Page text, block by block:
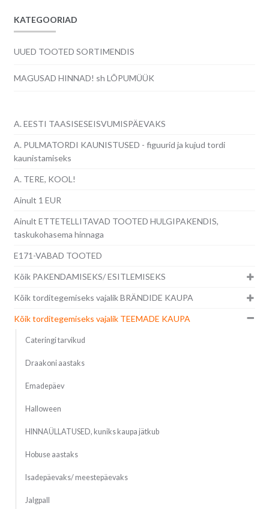
KATEGOORIAD
UUED TOOTED SORTIMENDIS
MAGUSAD HINNAD! sh LÕPUMÜÜK
A. EESTI TAASISESEISVUMISPÄEVAKS
A. PULMATORDI KAUNISTUSED - figuurid ja kujud tordi
kaunistamiseks
A. TERE, KOOL!
Ainult 1 EUR
Ainult ETTETELLITAVAD TOOTED HULGIPAKENDIS,
taskukohasema hinnaga
E171-VABAD TOOTED
Kõik PAKENDAMISEKS/ ESITLEMISEKS
Kõik torditegemiseks vajalik BRÄNDIDE KAUPA
Kõik torditegemiseks vajalik TEEMADE KAUPA
Cateringi tarvikud
Draakoni aastaks
Emadepäev
Halloween
HINNAÜLLATUSED, kuniks kaupa jätkub
Hobuse aastaks
Isadepäevaks/ meestepäevaks
Jalgpall